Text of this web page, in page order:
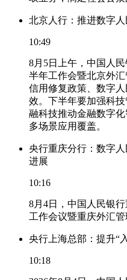
北京人行：推进数字
10:49
8月5日上午，中国人
半年工作会暨北京外
信用修复政策、数字
效。下半年要加强科
融科技推动金融数字
多场景应用覆盖。
央行重庆分行：数字
进展
10:16
8月4日，中国人民银
工作会议暨重庆外汇管
央行上海总部：提升“
10:18